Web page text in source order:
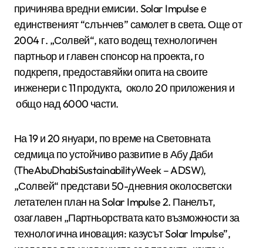
причинява вредни емисии. Solar Impulse е
единственият “слънчев” самолет в света. Още от
2004 г. „Солвей“, като водещ технологичен
партньор и главен спонсор на проекта, го
подкрепя, предоставяйки опита на своите
инженери с 11 продукта, около 20 приложения и
общо над 6000 части.
На 19 и 20 януари, по време на Световната
седмица по устойчиво развитие в Абу Даби
(TheAbuDhabiSustainabilityWeek – ADSW),
„Солвей“ представи 50-дневния околосветски
летателен план на Solar Impulse 2. Панелът,
озаглавен „Партньорствата като възможности за
технологична иновация: казусът Solar Impulse”,